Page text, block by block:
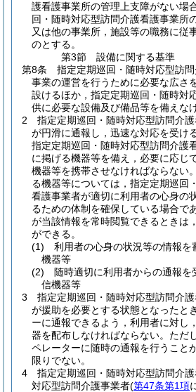
護看護事業所の管理上支障がない場
回・随時対応型訪問介護看護事業所
又は他の事業所，施設等の職務に従
のとする。
第3節
設備に関する基準
第8条
指定定期巡回・随時対応型訪
事業の運営を行うために必要な広さ
設けるほか，指定定期巡回・随時対
供に必要な設備及び備品等を備えな
2
指定定期巡回・随時対応型訪問介
が円滑に通報し，迅速な対応を受け
指定定期巡回・随時対応型訪問介護
に掲げる機器等を備え，必要に応じ
機器等を携帯させなければならない。
る機器等については，指定定期巡回
看護事業者が適切に利用者の心身の
るための体制を確保している場合で
が当該情報を常時閲覧できるときは
ができる。
(1)
利用者の心身の状況等の情報を
機器等
(2)
随時適切に利用者からの通報を
信機器等
3
指定定期巡回・随時対応型訪問介
が援助を必要とする状態となったと
ーに通報できるよう，利用者に対し
器を配布しなければならない。 ただ
ペレーターに随時の通報を行うこと
限りでない。
4
指定定期巡回・随時対応型訪問介
対応型訪問介護事業者(第47条第1項